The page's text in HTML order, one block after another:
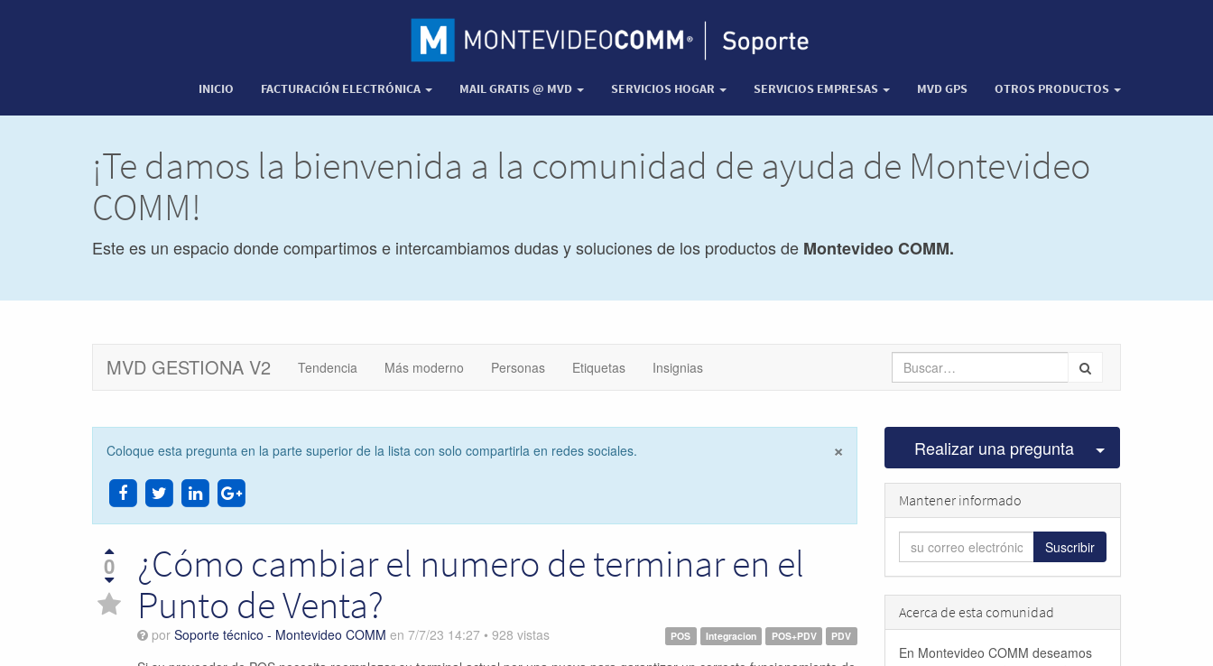
INICIO FACTURACIÓN ELECTRÓNICA MAIL GRATIS @ MVD SERVICIOS HOGAR SERVICIOS EMPRESAS MVD GPS OTROS PRODUCTOS
¡Te damos la bienvenida a la comunidad de ayuda de Montevideo
COMM!
Este es un espacio donde compartimos e intercambiamos dudas y soluciones de los productos de Montevideo COMM.
MVD GESTIONA V2 Tendencia Más moderno Personas Etiquetas Insignias
×
Cerrar
Coloque esta pregunta en la parte superior de la lista con solo compartirla en redes sociales.
0
¿Cómo cambiar el numero de terminar en el
Punto de Venta?
POS Integracion POS+PDV PDV
por Soporte técnico - Montevideo COMM en 7/7/23 14:27 • 928 vistas
Realizar una pregunta Seleccionar
Mantener informado
Suscribir
Acerca de esta comunidad
En Montevideo COMM deseamos